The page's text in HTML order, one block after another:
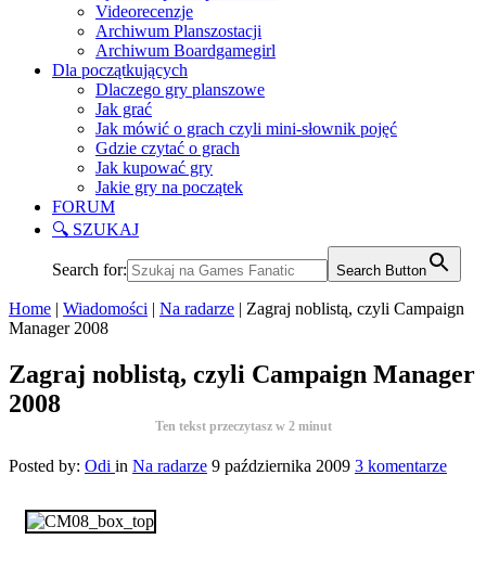
Videorecenzje
Archiwum Planszostacji
Archiwum Boardgamegirl
Dla początkujących
Dlaczego gry planszowe
Jak grać
Jak mówić o grach czyli mini-słownik pojęć
Gdzie czytać o grach
Jak kupować gry
Jakie gry na początek
FORUM
🔍 SZUKAJ
Search for: Search Button
Home | Wiadomości | Na radarze | Zagraj noblistą, czyli Campaign
Manager 2008
Zagraj noblistą, czyli Campaign Manager
2008
Ten tekst przeczytasz w 2 minut
Posted by: Odi in Na radarze 9 października 2009 3 komentarze